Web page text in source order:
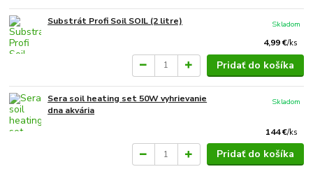
Substrát Profi Soil SOIL (2 litre)
4,99 €/ks
Skladom
Pridať do košíka
Sera soil heating set 50W vyhrievanie
dna akvária
144 €/ks
Skladom
Pridať do košíka